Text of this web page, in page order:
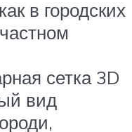
в городских
сетка 3D
вид